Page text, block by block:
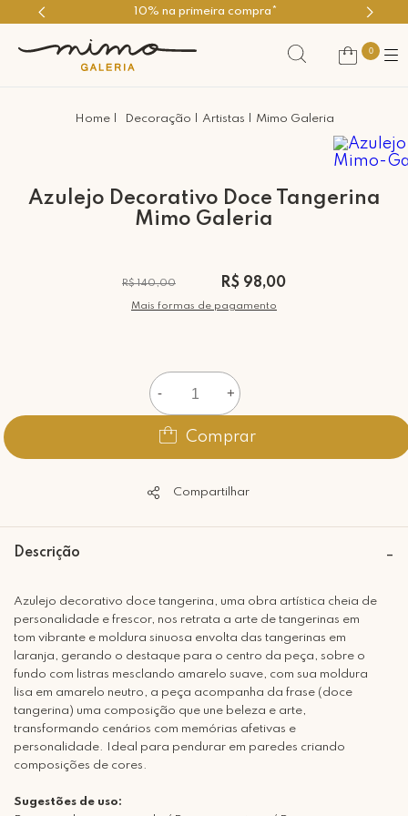
10% na primeira compra*
0
Decoração Artistas Mimo Galeria
Azulejo Decorativo Doce Tangerina
Mimo Galeria
R$ 140,00 R$ 98,00
Mais formas de pagamento
- +
Comprar
Compartilhar
Descrição
Azulejo decorativo doce tangerina, uma obra artística cheia de
personalidade e frescor, nos retrata a arte de tangerinas em
tom vibrante e moldura sinuosa envolta das tangerinas em
laranja, gerando o destaque para o centro da peça, sobre o
fundo com listras mesclando amarelo suave, com sua moldura
lisa em amarelo neutro, a peça acompanha da frase (doce
tangerina) uma composição que une beleza e arte,
transformando cenários com memórias afetivas e
personalidade. Ideal para pendurar em paredes criando
composições de cores.
Sugestões de uso: